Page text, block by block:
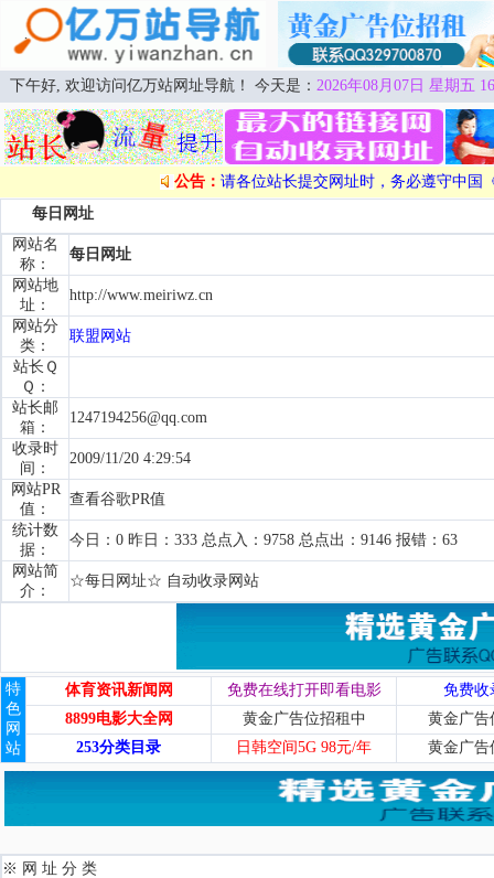
下午好, 欢迎访问亿万站网址导航！ 今天是： 2026年08月07日 星期五
公告： 请各位站长提交网址时，务必遵守中国
每日网址
网站名
称：
每日网址
网站地
址：
http://www.meiriwz.cn
网站分
类：
联盟网站
站长Ｑ
Ｑ：
站长邮
箱：
1247194256@qq.com
收录时
间：
2009/11/20 4:29:54
网站PR
值：
查看谷歌PR值
统计数
据：
今日：0 昨日：333 总点入：9758 总点出：9146 报错：63
网站简
介：
☆每日网址☆ 自动收录网站
特
色
网
站
体育资讯新闻网 免费在线打开即看电影
免费收
8899电影大全网
黄金广告位招租中
黄金广告
253分类目录
日韩空间5G 98元/年 黄金广告
※ 网 址 分 类